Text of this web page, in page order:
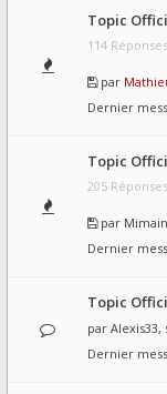
Topic
114
par
Dernier
Topic
205
par
Dernier
Topic
par Alexis33,
Dernier